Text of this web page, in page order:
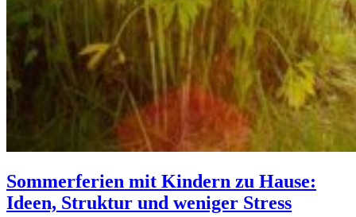
Sommerferien mit Kindern zu Hause:
Ideen, Struktur und weniger Stress